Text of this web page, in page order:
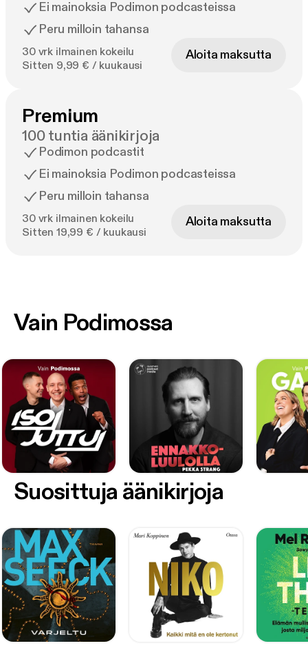
Ei mainoksia Podimon podcasteissa
Peru milloin tahansa
30 vrk ilmainen kokeilu
Sitten 9,99 € / kuukausi
Aloita maksutta
Premium
100 tuntia äänikirjoja
Podimon podcastit
Ei mainoksia Podimon podcasteissa
Peru milloin tahansa
30 vrk ilmainen kokeilu
Sitten 19,99 € / kuukausi
Aloita maksutta
Vain Podimossa
Suosittuja äänikirjoja